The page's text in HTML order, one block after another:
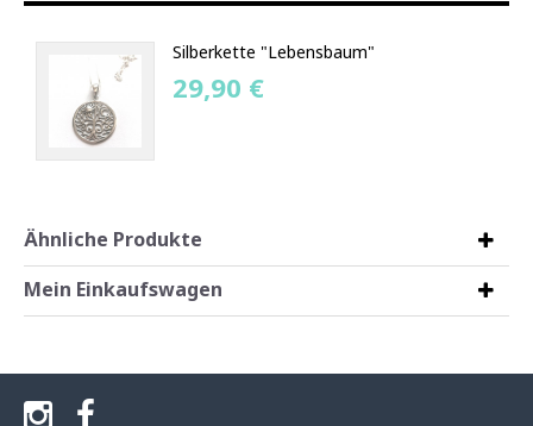
Silberkette "Lebensbaum"
29,90 €
Ähnliche Produkte
Mein Einkaufswagen